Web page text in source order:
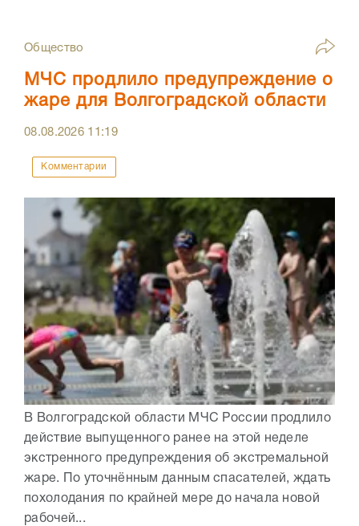
Общество
МЧС продлило предупреждение о
жаре для Волгоградской области
08.08.2026 11:19
Комментарии
В Волгоградской области МЧС России продлило
действие выпущенного ранее на этой неделе
экстренного предупреждения об экстремальной
жаре. По уточнённым данным спасателей, ждать
похолодания по крайней мере до начала новой
рабочей...